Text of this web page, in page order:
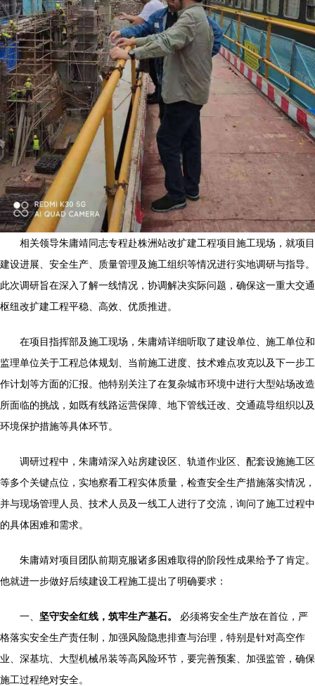
相关领导朱庸靖同志专程赴株洲站改扩建工程项目施工现场，就项目
建设进展、安全生产、质量管理及施工组织等情况进行实地调研与指导。
此次调研旨在深入了解一线情况，协调解决实际问题，确保这一重大交通
枢纽改扩建工程平稳、高效、优质推进。
在项目指挥部及施工现场，朱庸靖详细听取了建设单位、施工单位和
监理单位关于工程总体规划、当前施工进度、技术难点攻克以及下一步工
作计划等方面的汇报。他特别关注了在复杂城市环境中进行大型站场改造
所面临的挑战，如既有线路运营保障、地下管线迁改、交通疏导组织以及
环境保护措施等具体环节。
调研过程中，朱庸靖深入站房建设区、轨道作业区、配套设施施工区
等多个关键点位，实地察看工程实体质量，检查安全生产措施落实情况，
并与现场管理人员、技术人员及一线工人进行了交流，询问了施工过程中
的具体困难和需求。
朱庸靖对项目团队前期克服诸多困难取得的阶段性成果给予了肯定。
他就进一步做好后续建设工程施工提出了明确要求：
一、 坚守安全红线，筑牢生产基石。
必须将安全生产放在首位，严
格落实安全生产责任制，加强风险隐患排查与治理，特别是针对高空作
业、深基坑、大型机械吊装等高风险环节，要完善预案、加强监管，确保
施工过程绝对安全。